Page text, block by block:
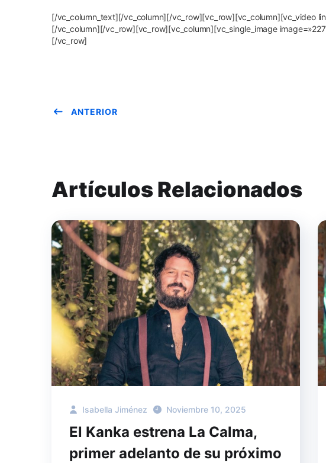
[/vc_column_text][/vc_column][/vc_row][vc_row][vc_column][vc_video
[/vc_column][/vc_row][vc_row][vc_column][vc_single_image
[/vc_row]
ANTERIOR
Artículos Relacionados
Isabella Jiménez Noviembre 10, 2025
El Kanka estrena La Calma,
primer adelanto de su próximo